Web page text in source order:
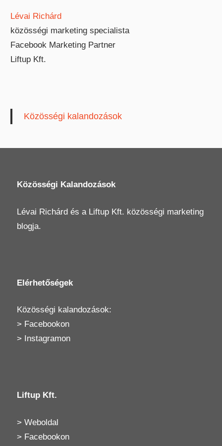
Lévai Richárd
közösségi marketing specialista
Facebook Marketing Partner
Liftup Kft.
Közösségi kalandozások
Közösségi Kalandozások
Lévai Richárd és a Liftup Kft. közösségi marketing
blogja.
Elérhetőségek
Közösségi kalandozások:
> Facebookon
>
Instagramon
Liftup Kft.
> Weboldal
> Facebookon